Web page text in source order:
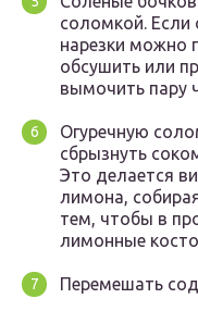
соломкой. Если
нарезки можно
обсушить или
вымочить пару
Огуречную
сбрызнуть
Это делается
лимона,
тем, чтобы в
лимонные
Перемешать